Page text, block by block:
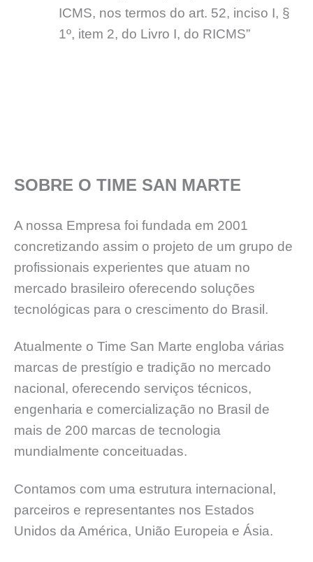
ICMS, nos termos do art. 52, inciso I, §
1º, item 2, do Livro I, do RICMS”
SOBRE O TIME SAN MARTE
A nossa Empresa foi fundada em 2001
concretizando assim o projeto de um grupo de
profissionais experientes que atuam no
mercado brasileiro oferecendo soluções
tecnológicas para o crescimento do Brasil.
Atualmente o Time San Marte engloba várias
marcas de prestígio e tradição no mercado
nacional, oferecendo serviços técnicos,
engenharia e comercialização no Brasil de
mais de 200 marcas de tecnologia
mundialmente conceituadas.
Contamos com uma estrutura internacional,
parceiros e representantes nos Estados
Unidos da América, União Europeia e Ásia.